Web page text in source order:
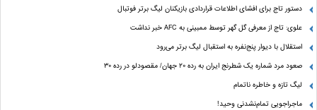
دستور تاج برای افشای اطلاعات قراردادی بازیکنان لیگ برتر فوتبال
علوی: تاج از معرفی گل گهر توسط ممبینی به AFC خبر نداشت
استقلال با دیوار پنج‌نفره به استقبال لیگ برتر می‌رود
صعود مرد شماره یک شطرنج ایران به رده ۲۰ جهان/ مقصودلو در رده ۳۰
لیگ تازه و خاطره ناتمام
ماجراجویی تمام‌نشدنی وحید!